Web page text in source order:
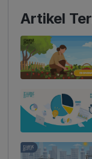
Artikel